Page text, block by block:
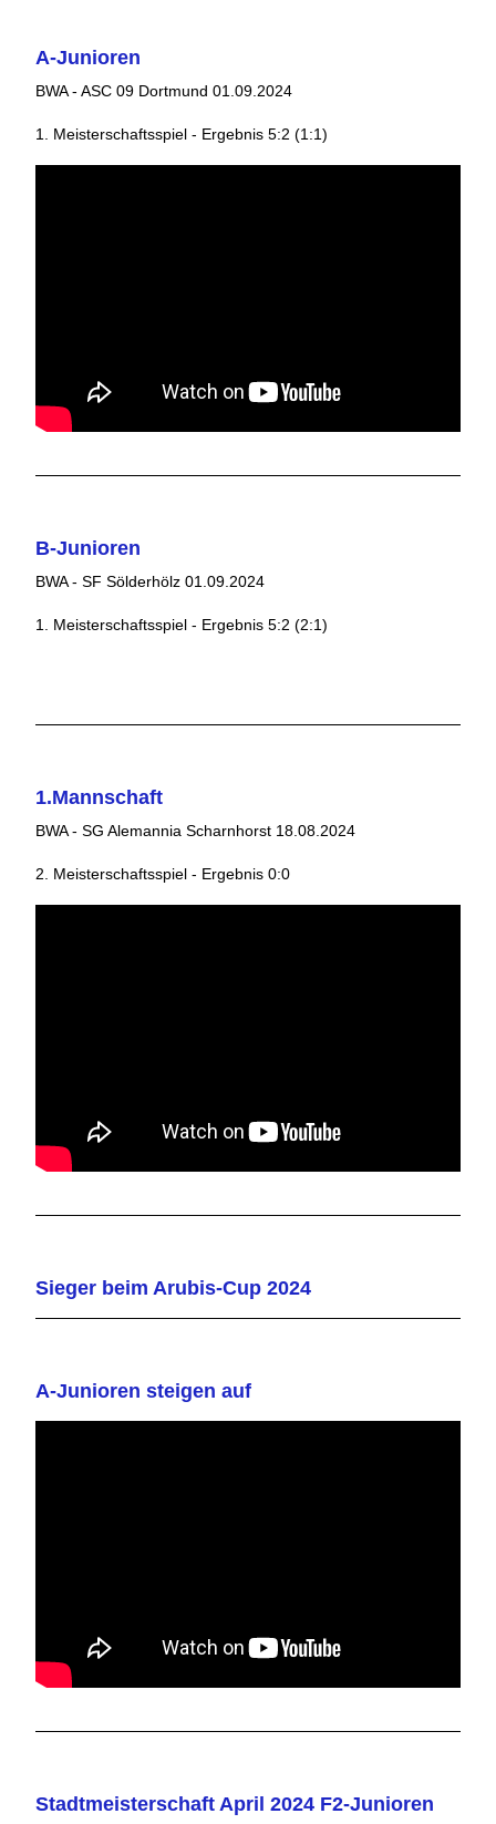
A-Junioren
BWA - ASC 09 Dortmund 01.09.2024
1. Meisterschaftsspiel - Ergebnis 5:2 (1:1)
B-Junioren
BWA - SF Sölderhölz 01.09.2024
1. Meisterschaftsspiel - Ergebnis 5:2 (2:1)
1.Mannschaft
BWA - SG Alemannia Scharnhorst 18.08.2024
2. Meisterschaftsspiel - Ergebnis 0:0
Sieger beim Arubis-Cup 2024
A-Junioren steigen auf
Stadtmeisterschaft April 2024 F2-Junioren